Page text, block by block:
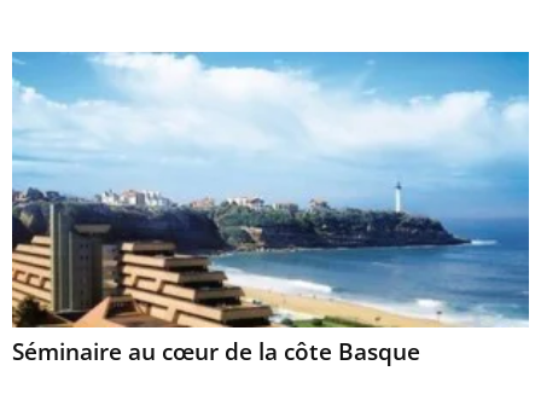
Séminaire au cœur de la côte Basque